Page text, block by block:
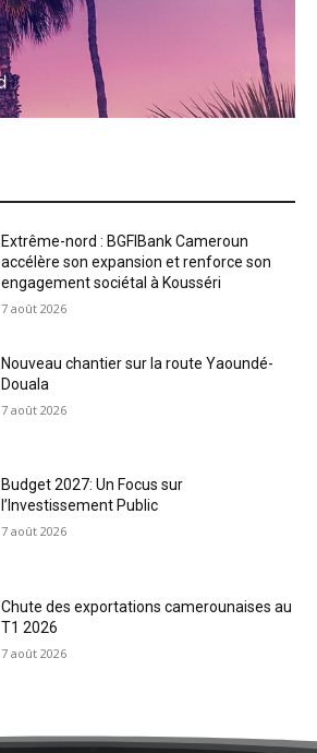
Extrême-nord : BGFIBank Cameroun
accélère son expansion et renforce son
engagement sociétal à Kousséri
7 août 2026
Nouveau chantier sur la route Yaoundé-
Douala
7 août 2026
Budget 2027: Un Focus sur
l’Investissement Public
7 août 2026
Chute des exportations camerounaises au
T1 2026
7 août 2026